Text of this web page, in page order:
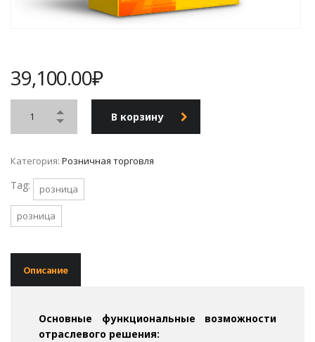
39,100.00₽
В корзину
Категория: Розничная торговля
Tag: розница
розница
Описание
Основные функциональные возможности
отраслевого решения: